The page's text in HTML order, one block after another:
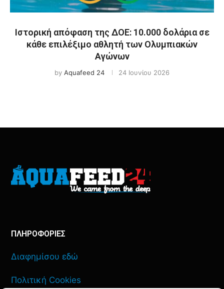
Ιστορική απόφαση της ΔΟΕ: 10.000 δολάρια σε
κάθε επιλέξιμο αθλητή των Ολυμπιακών
Αγώνων
by Aquafeed 24 24 Ιουνίου 2026
ΠΛΗΡΟΦΟΡΙΕΣ
Διαφημίσου εδώ
Πολιτική Cookies